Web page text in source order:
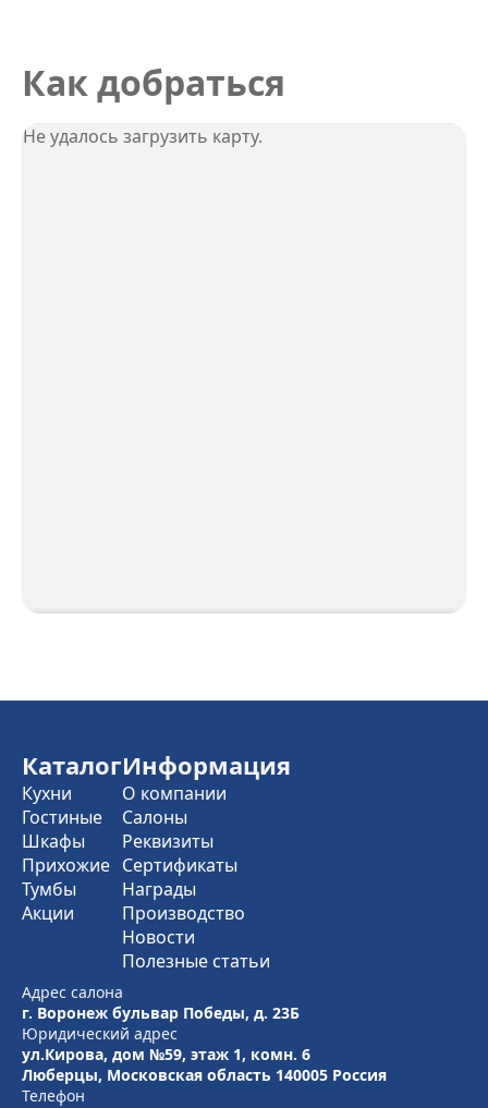
Как добраться
Не удалось загрузить карту.
Построить маршрут
Записаться в салон
Каталог
Кухни
Гостиные
Шкафы
Прихожие
Тумбы
Акции
Информация
О компании
Салоны
Реквизиты
Сертификаты
Награды
Производство
Новости
Полезные статьи
Адрес салона
г. Воронеж бульвар Победы, д. 23Б
Юридический адрес
ул.Кирова, дом №59, этаж 1, комн. 6
Люберцы, Московская область 140005 Россия
Телефон